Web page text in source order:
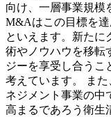
向け、一層事業規模
M&Aはこの目標を
といえます。新たに
術やノウハウを移転
ジーを享受し合うこ
考えています。 ま
ネジメント事業の中
高まるであろう衛生